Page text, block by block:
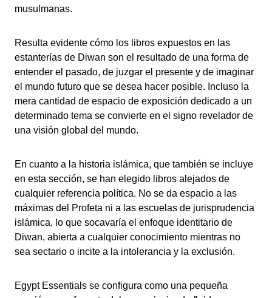
musulmanas.
Resulta evidente cómo los libros expuestos en las
estanterías de Diwan son el resultado de una forma de
entender el pasado, de juzgar el presente y de imaginar
el mundo futuro que se desea hacer posible. Incluso la
mera cantidad de espacio de exposición dedicado a un
determinado tema se convierte en el signo revelador de
una visión global del mundo.
En cuanto a la historia islámica, que también se incluye
en esta sección, se han elegido libros alejados de
cualquier referencia política. No se da espacio a las
máximas del Profeta ni a las escuelas de jurisprudencia
islámica, lo que socavaría el enfoque identitario de
Diwan, abierta a cualquier conocimiento mientras no
sea sectario o incite a la intolerancia y la exclusión.
Egypt Essentials se configura como una pequeña